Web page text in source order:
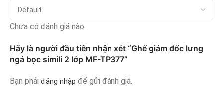
Chưa có đánh giá nào.
Hãy là người đầu tiên nhận xét “Ghế giám đốc lưng
ngả bọc simili 2 lớp MF-TP377”
Bạn phải đăng nhập để gửi đánh giá.